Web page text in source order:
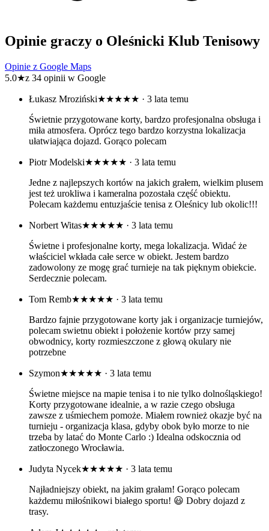
Opinie graczy o Oleśnicki Klub Tenisowy
Opinie z Google Maps
5.0★z 34 opinii w Google
Łukasz Mroziński★★★★★ · 3 lata temu
Świetnie przygotowane korty, bardzo profesjonalna obsługa i
miła atmosfera. Oprócz tego bardzo korzystna lokalizacja
ułatwiająca dojazd. Gorąco polecam
Piotr Modelski★★★★★ · 3 lata temu
Jedne z najlepszych kortów na jakich grałem, wielkim plusem
jest też urokliwa i kameralna pozostała część obiektu.
Polecam każdemu entuzjaście tenisa z Oleśnicy lub okolic!!!
Norbert Witas★★★★★ · 3 lata temu
Świetne i profesjonalne korty, mega lokalizacja. Widać że
właściciel wkłada całe serce w obiekt. Jestem bardzo
zadowolony ze mogę grać turnieje na tak pięknym obiekcie.
Serdecznie polecam.
Tom Remb★★★★★ · 3 lata temu
Bardzo fajnie przygotowane korty jak i organizacje turniejów,
polecam swietnu obiekt i położenie kortów przy samej
obwodnicy, korty rozmieszczone z głową okulary nie
potrzebne
Szymon★★★★★ · 3 lata temu
Świetne miejsce na mapie tenisa i to nie tylko dolnośląskiego!
Korty przygotowane idealnie, a w razie czego obsługa
zawsze z uśmiechem pomoże. Miałem rownież okazje być na
turnieju - organizacja klasa, gdyby obok było morze to nie
trzeba by latać do Monte Carlo :) Idealna odskocznia od
zatłoczonego Wrocławia.
Judyta Nycek★★★★★ · 3 lata temu
Najładniejszy obiekt, na jakim grałam! Gorąco polecam
każdemu miłośnikowi białego sportu! 😃 Dobry dojazd z
trasy.